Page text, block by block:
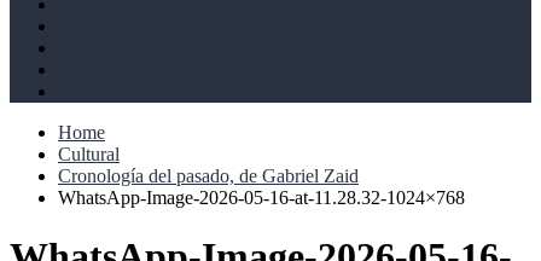
Home
Cultural
Cronología del pasado, de Gabriel Zaid
WhatsApp-Image-2026-05-16-at-11.28.32-1024×768